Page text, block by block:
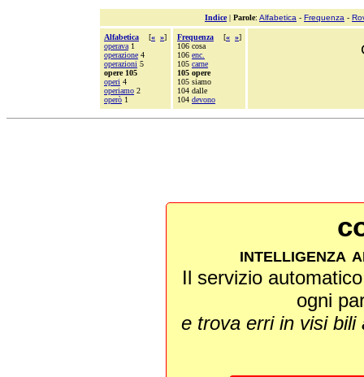
Indice| Parole: Alfabetica - Frequenza -
Alfabetica [« »]
operava 1
operazione 4
operazioni 5
opere 105
operi 4
operiamo 2
operò 1
Frequenza [« »]
106 cosa
106 enc.
105 carne
105 opere
105 siamo
104 dalle
104 devono
intelligenza
Il servizio
ogni
e trova erri in visi